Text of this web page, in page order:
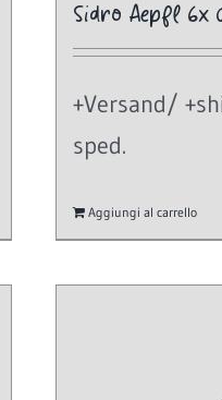
Sidro Aepfl 6x
+Versand/
sped.
Aggiungi al carrello